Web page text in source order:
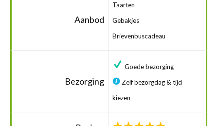
Aanbod
Taarten
Gebakjes
Brievenbuscadeau
Bezorging
Goede bezorging
Zelf bezorgdag & tijd
kiezen